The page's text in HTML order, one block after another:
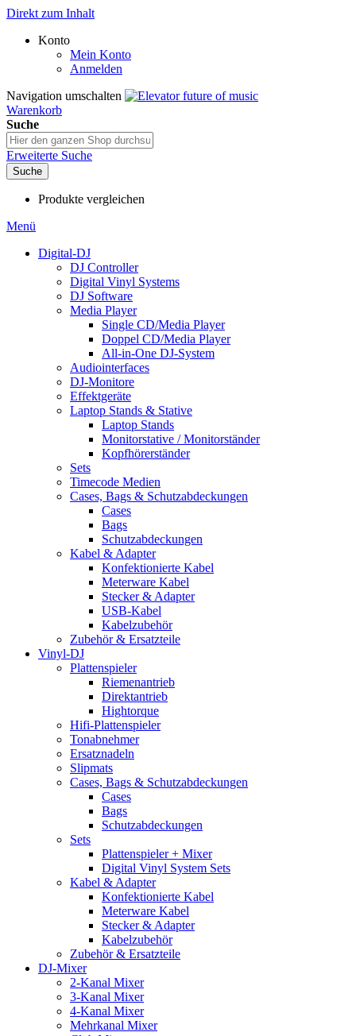
Direkt zum Inhalt
Konto
Mein Konto
Anmelden
Navigation umschalten
Warenkorb
Suche
Erweiterte Suche
Suche
Produkte vergleichen
Menü
Digital-DJ
DJ Controller
Digital Vinyl Systems
DJ Software
Media Player
Single CD/Media Player
Doppel CD/Media Player
All-in-One DJ-System
Audiointerfaces
DJ-Monitore
Effektgeräte
Laptop Stands & Stative
Laptop Stands
Monitorstative / Monitorständer
Kopfhörerständer
Sets
Timecode Medien
Cases, Bags & Schutzabdeckungen
Cases
Bags
Schutzabdeckungen
Kabel & Adapter
Konfektionierte Kabel
Meterware Kabel
Stecker & Adapter
USB-Kabel
Kabelzubehör
Zubehör & Ersatzteile
Vinyl-DJ
Plattenspieler
Riemenantrieb
Direktantrieb
Hightorque
Hifi-Plattenspieler
Tonabnehmer
Ersatznadeln
Slipmats
Cases, Bags & Schutzabdeckungen
Cases
Bags
Schutzabdeckungen
Sets
Plattenspieler + Mixer
Digital Vinyl System Sets
Kabel & Adapter
Konfektionierte Kabel
Meterware Kabel
Stecker & Adapter
Kabelzubehör
Zubehör & Ersatzteile
DJ-Mixer
2-Kanal Mixer
3-Kanal Mixer
4-Kanal Mixer
Mehrkanal Mixer